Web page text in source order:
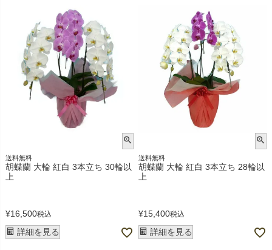
送料無料
胡蝶蘭 大輪 紅白 3本立ち 30輪以
上
¥16,500税込
詳細を見る
送料無料
胡蝶蘭 大輪 紅白 3本立ち 28輪以
上
¥15,400税込
詳細を見る